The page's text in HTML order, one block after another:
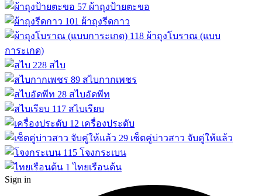
57 ผ้าถุงป้ายตะขอ
101 ผ้าถุงรีดกาว
118 ผ้าถุงโบราณ (แบบ
การะเกด)
228 สไบ
89 สไบกากเพชร
28 สไบอัดพีท
117 สไบเรียบ
12 เครื่องประดับ
29 เซ็ตคู่บ่าวสาว จับคู่ให้แล้ว
115 โจงกระเบน
1 ไทยเรือนต้น
Sign in